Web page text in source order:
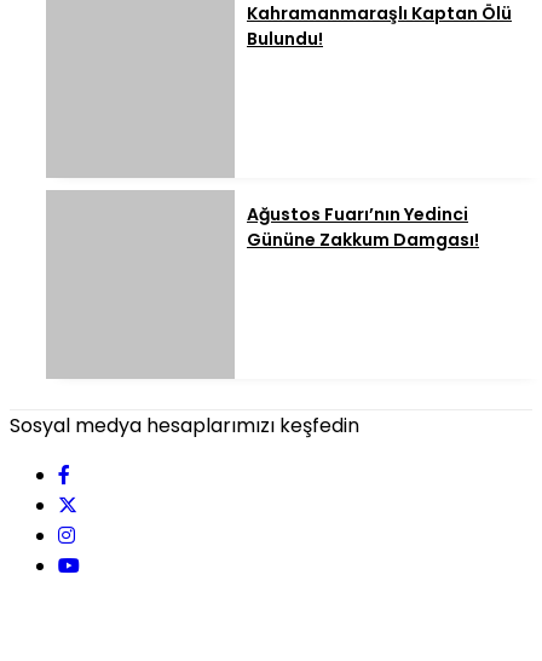
Kahramanmaraşlı Kaptan Ölü
Bulundu!
Ağustos Fuarı’nın Yedinci
Gününe Zakkum Damgası!
Sosyal medya hesaplarımızı keşfedin